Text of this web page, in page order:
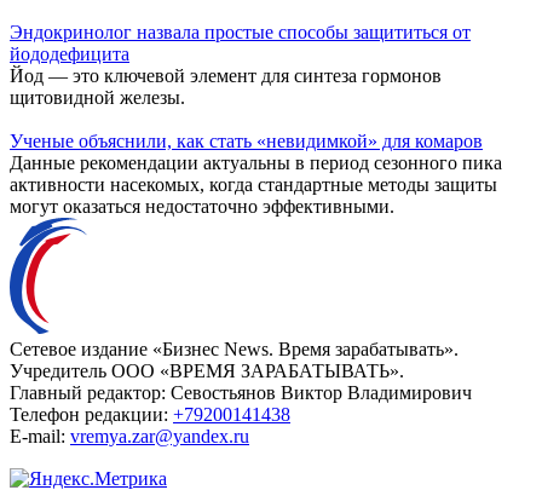
Эндокринолог назвала простые способы защититься от
йододефицита
Йод — это ключевой элемент для синтеза гормонов
щитовидной железы.
Ученые объяснили, как стать «невидимкой» для комаров
Данные рекомендации актуальны в период сезонного пика
активности насекомых, когда стандартные методы защиты
могут оказаться недостаточно эффективными.
Сетевое издание «Бизнес News. Время зарабатывать».
Учредитель ООО «ВРЕМЯ ЗАРАБАТЫВАТЬ».
Главный редактор: Севостьянов Виктор Владимирович
Телефон редакции: +79200141438
E-mail: vremya.zar@yandex.ru